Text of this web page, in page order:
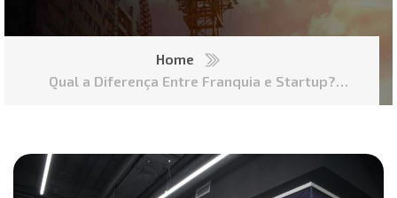
Home
Qual a Diferença Entre Franquia e Startup?